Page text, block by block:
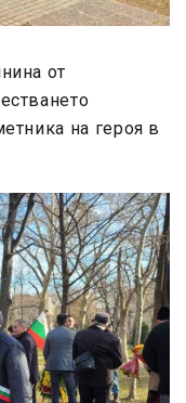
от
на героя в